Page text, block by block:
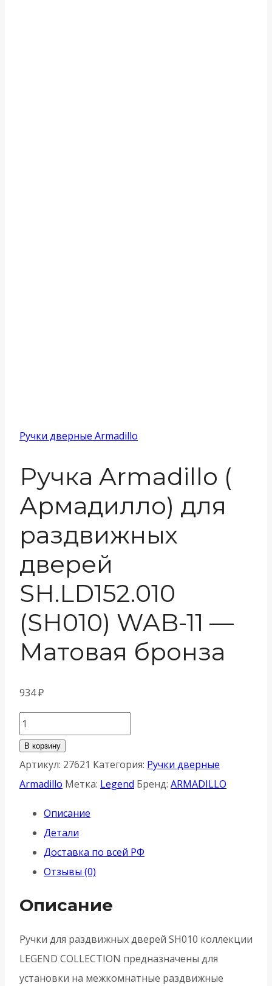
Ручки дверные Armadillo
Ручка Armadillo (
Армадилло) для
раздвижных
дверей
SH.LD152.010
(SH010) WAB-11 —
Матовая бронза
934₽
Количество
товара
Ручка
Armadillo
Армадилло)
для
раздвижных
дверей
SH.LD152.010
WAB-
11
-
В корзину
Артикул: 27621 Категория: Ручки дверные
Armadillo Метка: Legend Бренд: ARMADILLO
Описание
Детали
Доставка по всей РФ
Отзывы (0)
Описание
Ручки для раздвижных дверей SH010 коллекции
LEGEND COLLECTION предназначены для
установки на межкомнатные раздвижные